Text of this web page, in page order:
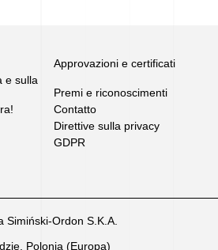
Approvazioni e certificati
e sulla
Premi e riconoscimenti
Contatto
Direttive sulla privacy
GDPR
Simiński-Ordon S.K.A.
Polonia (Europa)